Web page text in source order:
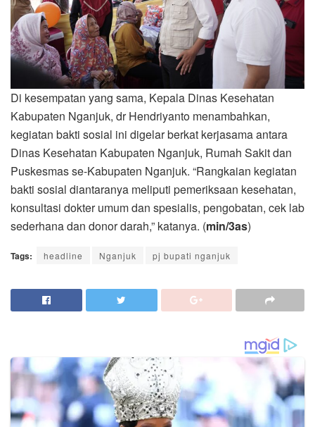
Di kesempatan yang sama, Kepala Dinas Kesehatan
Kabupaten Nganjuk, dr Hendriyanto menambahkan,
kegiatan bakti sosial ini digelar berkat kerjasama antara
Dinas Kesehatan Kabupaten Nganjuk, Rumah Sakit dan
Puskesmas se-Kabupaten Nganjuk. “Rangkaian kegiatan
bakti sosial diantaranya meliputi pemeriksaan kesehatan,
konsultasi dokter umum dan spesialis, pengobatan, cek lab
sederhana dan donor darah,” katanya. (min/3as)
Tags: headline Nganjuk pj bupati nganjuk